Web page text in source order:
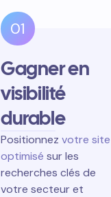
01
Gagner en
visibilité
durable
Positionnez votre site
optimisé sur les
recherches clés de
votre secteur et